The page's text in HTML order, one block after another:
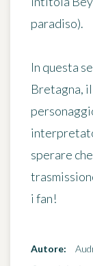
paradiso).
In questa
Bretagna,
sperare
i fan!
Autore: